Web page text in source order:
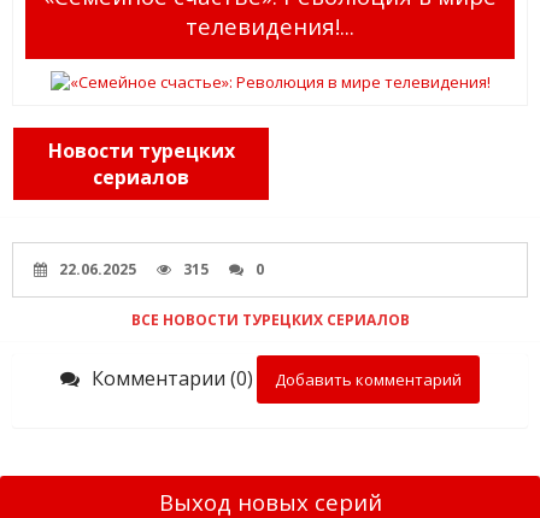
телевидения!...
Новости турецких
сериалов
22.06.2025 315 0
ВСЕ НОВОСТИ ТУРЕЦКИХ СЕРИАЛОВ
Комментарии (0) Добавить комментарий
Выход новых серий